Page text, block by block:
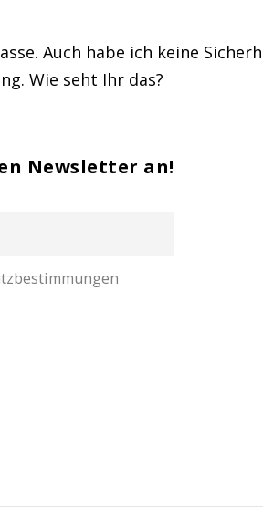
Auch habe ich keine
Wie seht Ihr das?
Newsletter an!